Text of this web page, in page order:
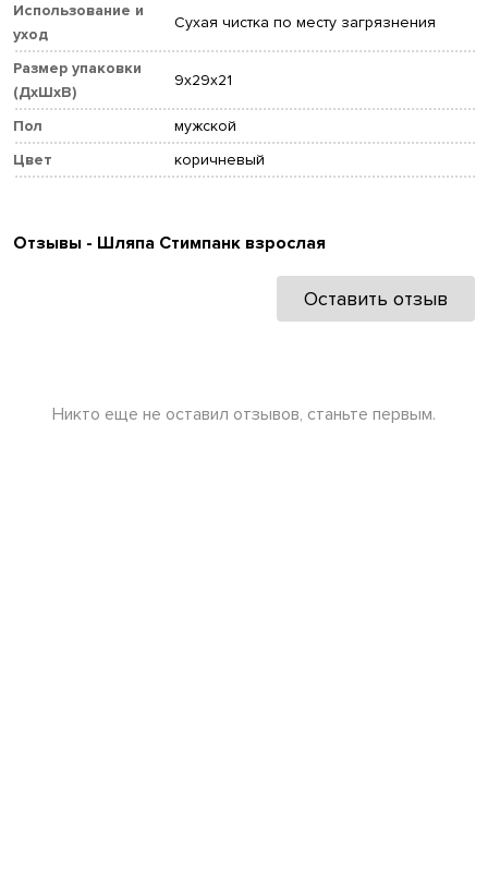
Использование и
уход
Сухая чистка по месту загрязнения
Размер упаковки
(ДхШхВ)
9x29x21
Пол
мужской
Цвет
коричневый
Отзывы - Шляпа Стимпанк взрослая
Оставить отзыв
Никто еще не оставил отзывов, станьте первым.